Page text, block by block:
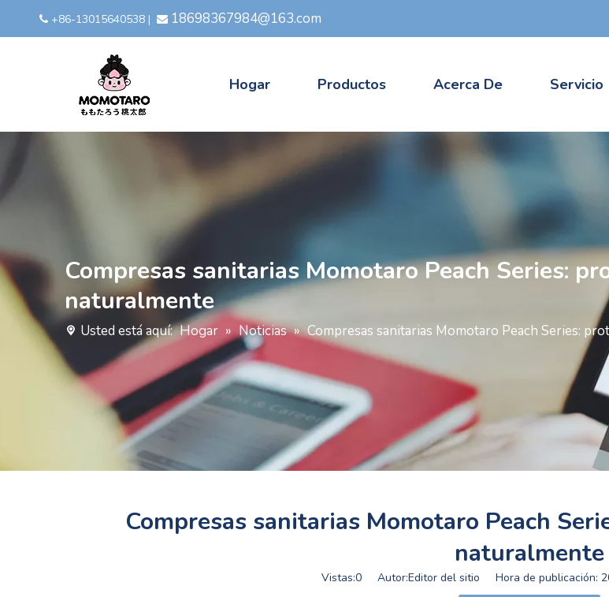
 +86-13015640538 |  18698367984@163.com
Hogar Productos Acerca De Servicio
Compresas sanitarias Momotaro Peach Series:
naturalmente
Usted está aquí: Hogar » Noticias » Compresas sanitarias Momotaro Peach Series:
Compresas sanitarias Momotaro Peach
naturalmente
Vistas:0Autor:Editor del sitio Hora de publicación: